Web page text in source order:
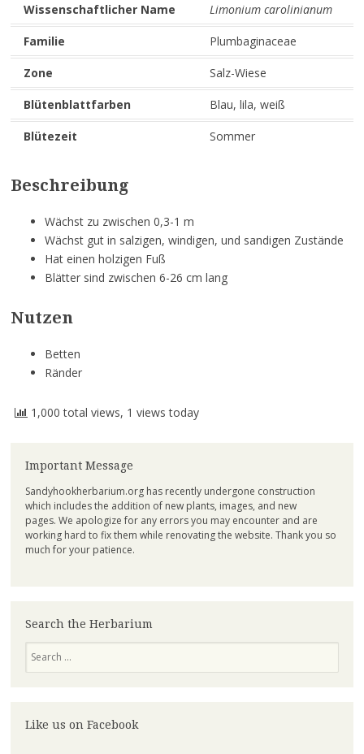
Wissenschaftlicher Name Limonium carolinianum
Familie Plumbaginaceae
Zone Salz-Wiese
Blütenblattfarben Blau, lila, weiß
Blütezeit Sommer
Beschreibung
Wächst zu zwischen 0,3-1 m
Wächst gut in salzigen, windigen, und sandigen Zustände
Hat einen holzigen Fuß
Blätter sind zwischen 6-26 cm lang
Nutzen
Betten
Ränder
1,000 total views, 1 views today
Important Message
Sandyhookherbarium.org has recently undergone construction
which includes the addition of new plants, images, and new
pages. We apologize for any errors you may encounter and are
working hard to fix them while renovating the website. Thank you so
much for your patience.
Search the Herbarium
Like us on Facebook